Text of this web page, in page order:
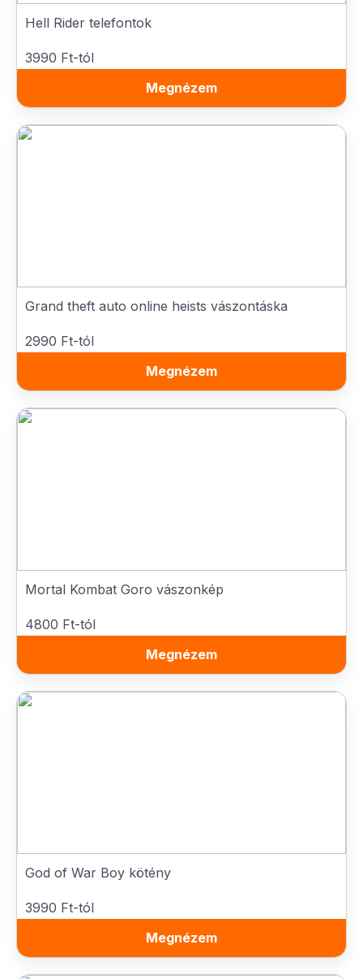
Hell Rider telefontok
3990 Ft-tól
Megnézem
Grand theft auto online heists vászontáska
2990 Ft-tól
Megnézem
Mortal Kombat Goro vászonkép
4800 Ft-tól
Megnézem
God of War Boy kötény
3990 Ft-tól
Megnézem